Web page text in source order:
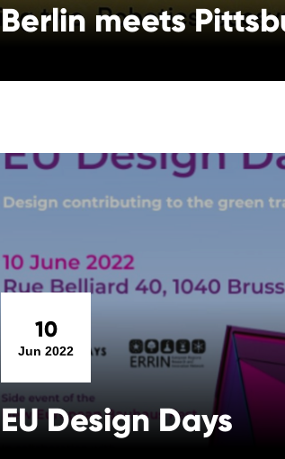
Berlin meets
10
Jun 2022
EU Design Days